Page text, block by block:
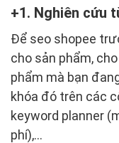
1. Nghiên cứu
Để seo shopee
cho sản phẩm,
phẩm mà bạn
khóa đó trên các
keyword planner
phí),...